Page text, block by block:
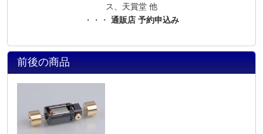
ス、天賞堂 他
・・・ 通販店 予約申込み
前後の商品